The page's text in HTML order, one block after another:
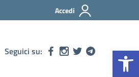
Accedi
Seguici su: